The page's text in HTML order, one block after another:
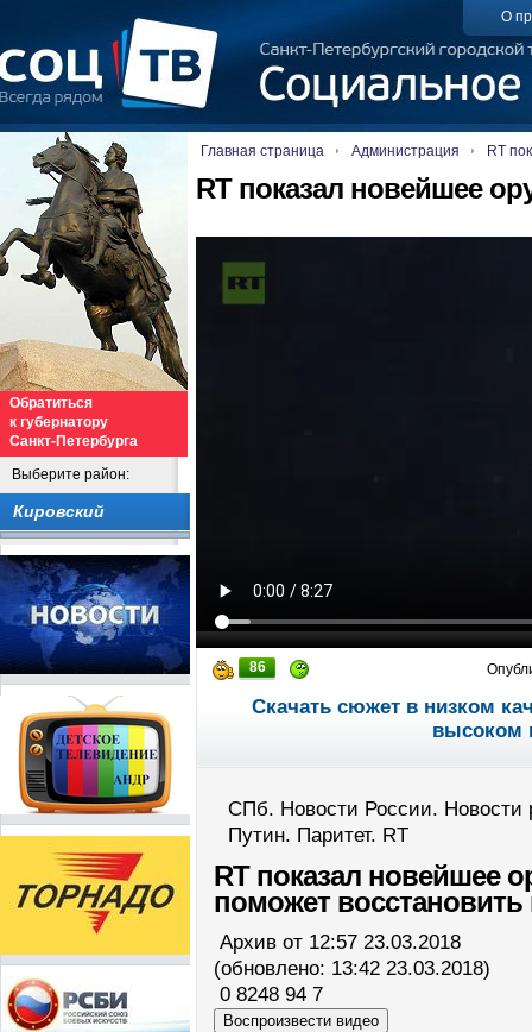
О
Обратиться
к губернатору
Санкт-Петербурга
Выберите район:
Кировский
Главная страница Администрация RT
RT показал новейшее
86
Скачать сюжет в низком
высоком
СПб. Новости России.
Путин. Паритет. RT
RT показал новейшее
поможет восстановить
Архив от 12:57 23.03.2018
(обновлено: 13:42 23.03.2018)
0 8248 94 7
Воспроизвести видео